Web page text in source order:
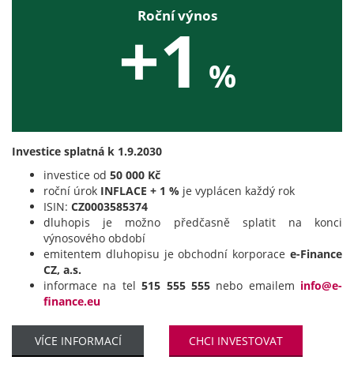
Roční výnos
+1 %
Investice splatná k 1.9.2030
investice od 50 000 Kč
roční úrok INFLACE + 1 % je vyplácen každý rok
ISIN: CZ0003585374
dluhopis je možno předčasně splatit na konci
výnosového období
emitentem dluhopisu je obchodní korporace e-Finance
CZ, a.s.
informace na tel515 555 555nebo emailem info@e-
finance.eu
VÍCE INFORMACÍ CHCI INVESTOVAT